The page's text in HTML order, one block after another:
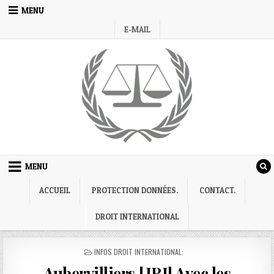
Skip
MENU
E-MAIL
MENU
ACCUEIL PROTECTION DONNÉES. CONTACT.
DROIT INTERNATIONAL
POSTED
INFOS DROIT INTERNATIONAL: